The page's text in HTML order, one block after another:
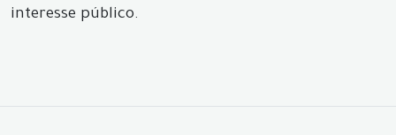
interesse público.